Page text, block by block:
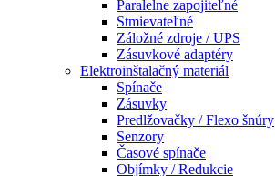
Paralelne zapojiteľné
Stmievateľné
Záložné zdroje / UPS
Zásuvkové adaptéry
Elektroinštalačný materiál
Spínače
Zásuvky
Predlžovačky / Flexo šnúry
Senzory
Časové spínače
Objímky / Redukcie